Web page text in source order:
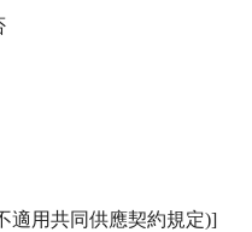
適用共同供應契約規定)]